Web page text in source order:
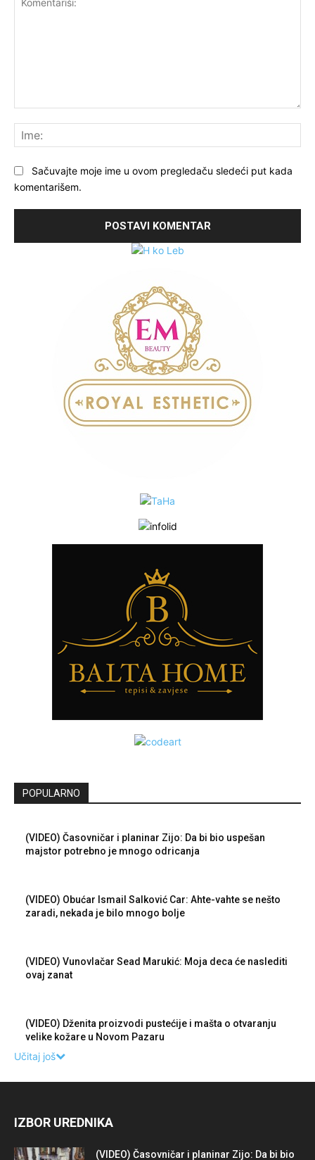
Sačuvajte moje ime u ovom pregledaču sledeći put kada
komentarišem.
POPULARNO
(VIDEO) Časovničar i planinar Zijo: Da bi bio uspešan
majstor potrebno je mnogo odricanja
(VIDEO) Obućar Ismail Salković Car: Ahte-vahte se nešto
zaradi, nekada je bilo mnogo bolje
(VIDEO) Vunovlačar Sead Marukić: Moja deca će naslediti
ovaj zanat
(VIDEO) Dženita proizvodi pustećije i mašta o otvaranju
velike kožare u Novom Pazaru
Učitaj još
IZBOR UREDNIKA
(VIDEO) Časovničar i planinar Zijo: Da bi bio